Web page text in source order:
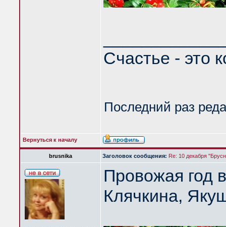
Счастье - это
Последний раз
Вернуться к началу
brusnika Заголовок сообщения: Re: 10 декабря
Провожая год
Клячкина,